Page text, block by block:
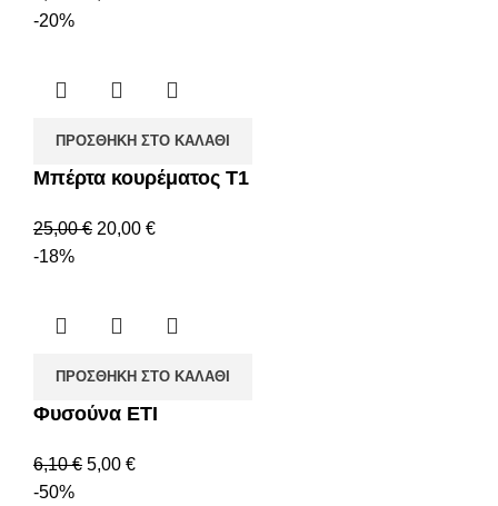
-20%
ΠΡΟΣΘΉΚΗ ΣΤΟ ΚΑΛΆΘΙ
Μπέρτα κουρέματος Τ1
25,00€ 20,00 €
-18%
ΠΡΟΣΘΉΚΗ ΣΤΟ ΚΑΛΆΘΙ
Φυσούνα ΕΤΙ
6,10€ 5,00 €
-50%